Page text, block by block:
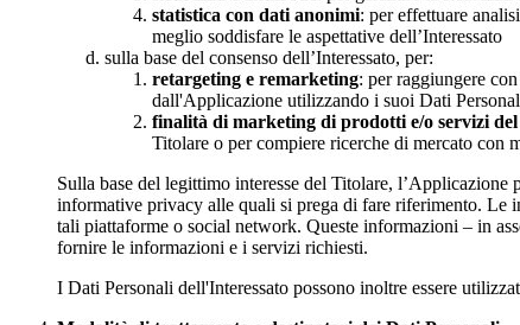
statistica con dati anonimi: per effettuare
meglio soddisfare le aspettative dell’Interessato
sulla base del consenso dell’Interessato, per:
retargeting e remarketing: per raggiungere
dall'Applicazione utilizzando i suoi Dati
finalità di marketing di prodotti e/o servizi
Titolare o per compiere ricerche di mercato con
Sulla base del legittimo interesse del Titolare,
informative privacy alle quali si prega di fare riferimento. Le
tali piattaforme o social network. Queste informazioni – in
fornire le informazioni e i servizi richiesti.
I Dati Personali dell'Interessato possono inoltre essere